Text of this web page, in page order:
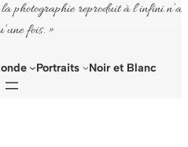
photographie reproduit à l’infini n’a
fois. »
Portraits Noir et Blanc